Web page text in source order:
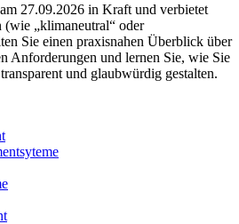
27.09.2026 in Kraft und verbietet
(wie „klimaneutral“ oder
Sie einen praxisnahen Überblick über
Anforderungen und lernen Sie, wie Sie
und glaubwürdig gestalten.